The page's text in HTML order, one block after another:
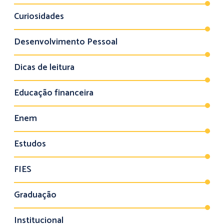
Curiosidades
Desenvolvimento Pessoal
Dicas de leitura
Educação financeira
Enem
Estudos
FIES
Graduação
Institucional